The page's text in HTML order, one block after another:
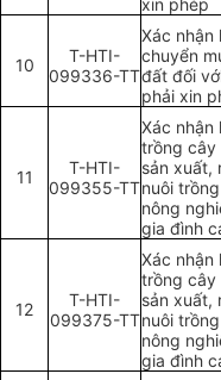
xin phép
10
T-HTI-
099336-TT
Xác nhận
chuyển
đất đối
phải xin
11
T-HTI-
099355-TT
Xác nhận
trồng cây
sản xuất,
nuôi
nông
gia đình
12
T-HTI-
099375-TT
Xác nhận
trồng cây
sản xuất,
nuôi
nông
gia đình